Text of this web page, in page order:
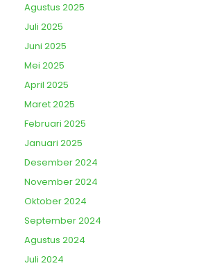
Agustus 2025
Juli 2025
Juni 2025
Mei 2025
April 2025
Maret 2025
Februari 2025
Januari 2025
Desember 2024
November 2024
Oktober 2024
September 2024
Agustus 2024
Juli 2024